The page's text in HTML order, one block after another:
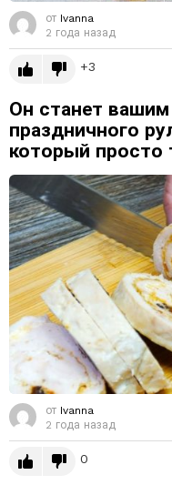
от Ivanna
2 года назад
3
Он станет
праздничного
который просто
от Ivanna
2 года назад
0